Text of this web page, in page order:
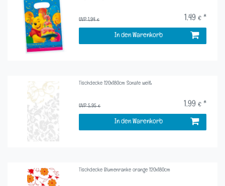
UVP 1,94 € 1,49 € *
In den Warenkorb
Tischdecke 120x180cm Sonate weiß
UVP 5,95 € 1,99 € *
In den Warenkorb
Tischdecke Blumenranke orange 120x180cm